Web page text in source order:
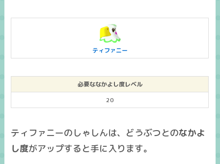
ティファニー
必要ななかよし度レベル
20
ティファニーのしゃしんは、どうぶつとのなかよ
し度がアップすると手に入ります。